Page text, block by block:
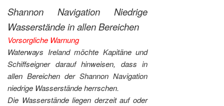
Shannon Navigation Niedrige
Wasserstände in allen Bereichen
Vorsorgliche Warnung
Waterways Ireland möchte Kapitäne und
Schiffseigner darauf hinweisen, dass in
allen Bereichen der Shannon Navigation
niedrige Wasserstände herrschen.
Die Wasserstände liegen derzeit auf oder